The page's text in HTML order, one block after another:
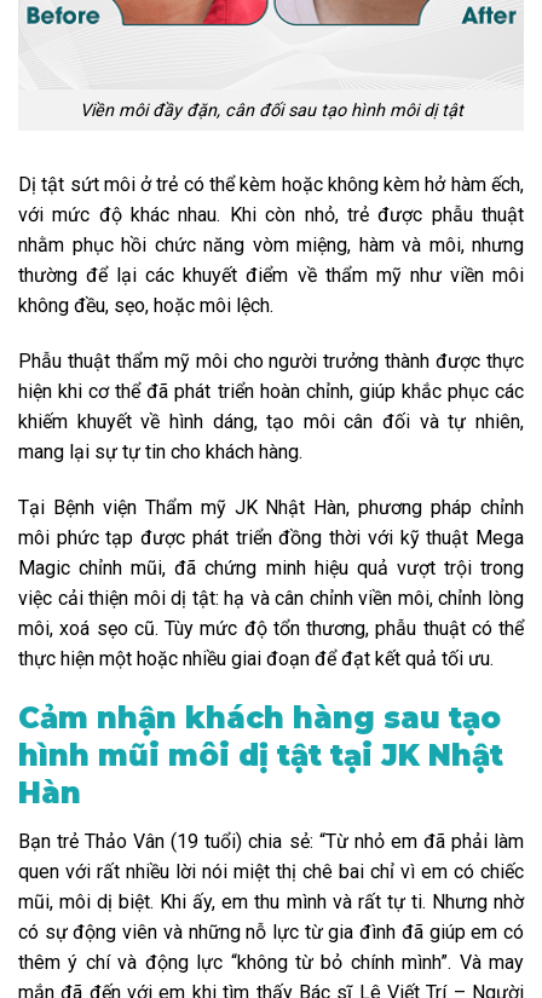
Viền môi đầy đặn, cân đối sau tạo hình môi dị tật
Dị tật sứt môi ở trẻ có thể kèm hoặc không kèm hở hàm ếch,
với mức độ khác nhau. Khi còn nhỏ, trẻ được phẫu thuật
nhằm phục hồi chức năng vòm miệng, hàm và môi, nhưng
thường để lại các khuyết điểm về thẩm mỹ như viền môi
không đều, sẹo, hoặc môi lệch.
Phẫu thuật thẩm mỹ môi cho người trưởng thành được thực
hiện khi cơ thể đã phát triển hoàn chỉnh, giúp khắc phục các
khiếm khuyết về hình dáng, tạo môi cân đối và tự nhiên,
mang lại sự tự tin cho khách hàng.
Tại Bệnh viện Thẩm mỹ JK Nhật Hàn, phương pháp chỉnh
môi phức tạp được phát triển đồng thời với kỹ thuật Mega
Magic chỉnh mũi, đã chứng minh hiệu quả vượt trội trong
việc cải thiện môi dị tật: hạ và cân chỉnh viền môi, chỉnh lòng
môi, xoá sẹo cũ. Tùy mức độ tổn thương, phẫu thuật có thể
thực hiện một hoặc nhiều giai đoạn để đạt kết quả tối ưu.
Cảm nhận khách hàng sau tạo
hình mũi môi dị tật tại JK Nhật
Hàn
Bạn trẻ Thảo Vân (19 tuổi) chia sẻ: “Từ nhỏ em đã phải làm
quen với rất nhiều lời nói miệt thị chê bai chỉ vì em có chiếc
mũi, môi dị biệt. Khi ấy, em thu mình và rất tự ti. Nhưng nhờ
có sự động viên và những nỗ lực từ gia đình đã giúp em có
thêm ý chí và động lực “không từ bỏ chính mình”. Và may
mắn đã đến với em khi tìm thấy Bác sĩ Lê Viết Trí – Người